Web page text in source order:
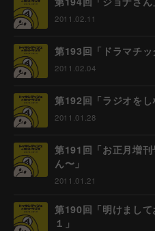
2011.02.11
第193回「ドラマチッ
2011.02.04
第192回「ラジオをし
2011.01.28
第191回「お正月増
ん〜」
2011.01.21
第190回「明けまし
１」